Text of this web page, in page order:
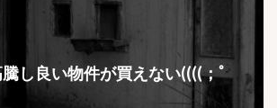
し良い物件が買えない((((；ﾟ